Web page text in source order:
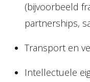
(bijvoorbeeld
partnerships,
Transport en
Intellectuele